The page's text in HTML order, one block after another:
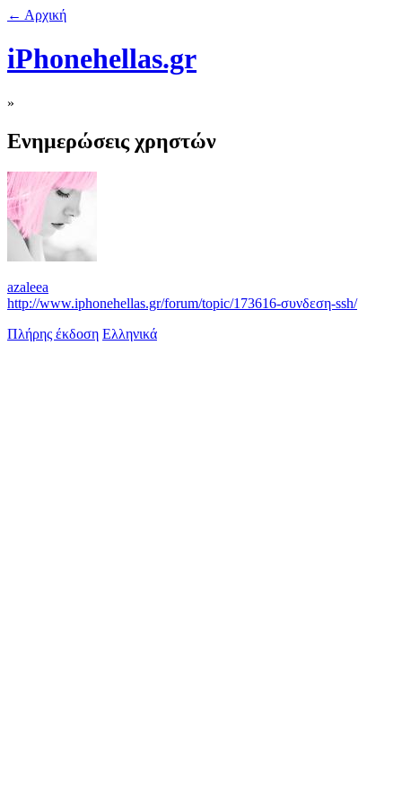
← Αρχική
iPhonehellas.gr
»
Ενημερώσεις χρηστών
azaleea
http://www.iphonehellas.gr/forum/topic/173616-συνδεση-ssh/
Πλήρης έκδοση Ελληνικά